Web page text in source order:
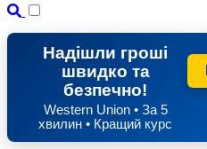
Надішли гроші
швидко та
безпечно!
Western Union • За 5
хвилин • Кращий курс